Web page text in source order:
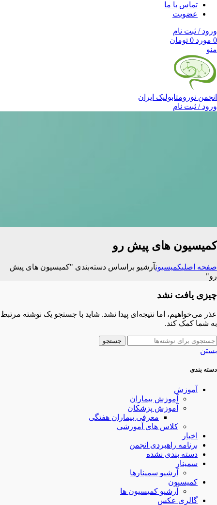
تماس با ما
عضویت
ورود / ثبت نام
0 مورد 0 تومان
منو
انجمن نورومتابولیک ایران
ورود / ثبت نام
کمیسیون های پیش رو
صفحه اصلیکمیسیونآرشیو براساس دسته‌بندی "کمیسیون های پیش
رو"
چیزی یافت نشد
عذر می‌خواهیم، اما نتیجه‌ای پیدا نشد. شاید با جستجو یک نوشته مرتبط
به شما کمک کند.
جستجو
بستن
دسته بندی
آموزش
آموزش بیماران
آموزش پزشکان
معرفی بیماران هفتگی
کلاس های آموزشی
اخبار
برنامه راهبردی انجمن
دسته بندی نشده
سمینار
آرشیو سمینارها
کمیسیون
آرشیو کمیسیون ها
گالری عکس